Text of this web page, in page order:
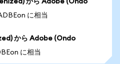
から Adobe (Ondo
に相当
から Adobe (Ondo
に相当